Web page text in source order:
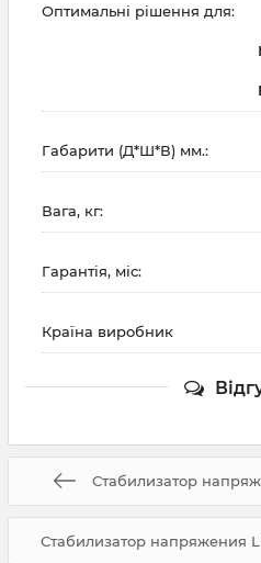
Оптимальні рішення для:
Габарити (Д*Ш*В) мм.:
Вага, кг:
Гарантія, міс:
Країна виробник
Стабилизатор
Стабилизатор напряжения